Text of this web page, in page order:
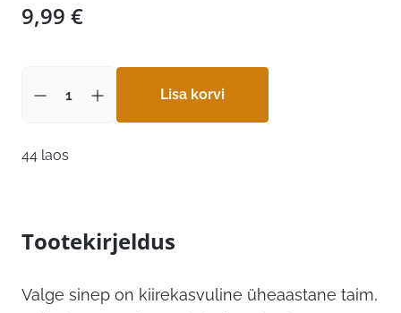
9,99 €
Lisa korvi
44 laos
Tootekirjeldus
Valge sinep on kiirekasvuline üheaastane taim,